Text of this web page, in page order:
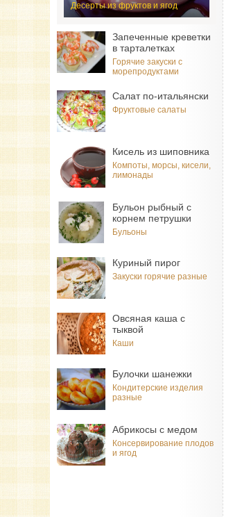
Десерты из фруктов и ягод
Запеченные креветки
в тарталетках
Горячие закуски с
морепродуктами
Салат по-итальянски
Фруктовые салаты
Кисель из шиповника
Компоты, морсы, кисели,
лимонады
Бульон рыбный с
корнем петрушки
Бульоны
Куриный пирог
Закуски горячие разные
Овсяная каша с
тыквой
Каши
Булочки шанежки
Кондитерские изделия
разные
Абрикосы с медом
Консервирование плодов
и ягод